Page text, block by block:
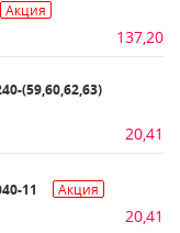
Акция
137,20
(59,60,62,63)
20,41
11 Акция
20,41